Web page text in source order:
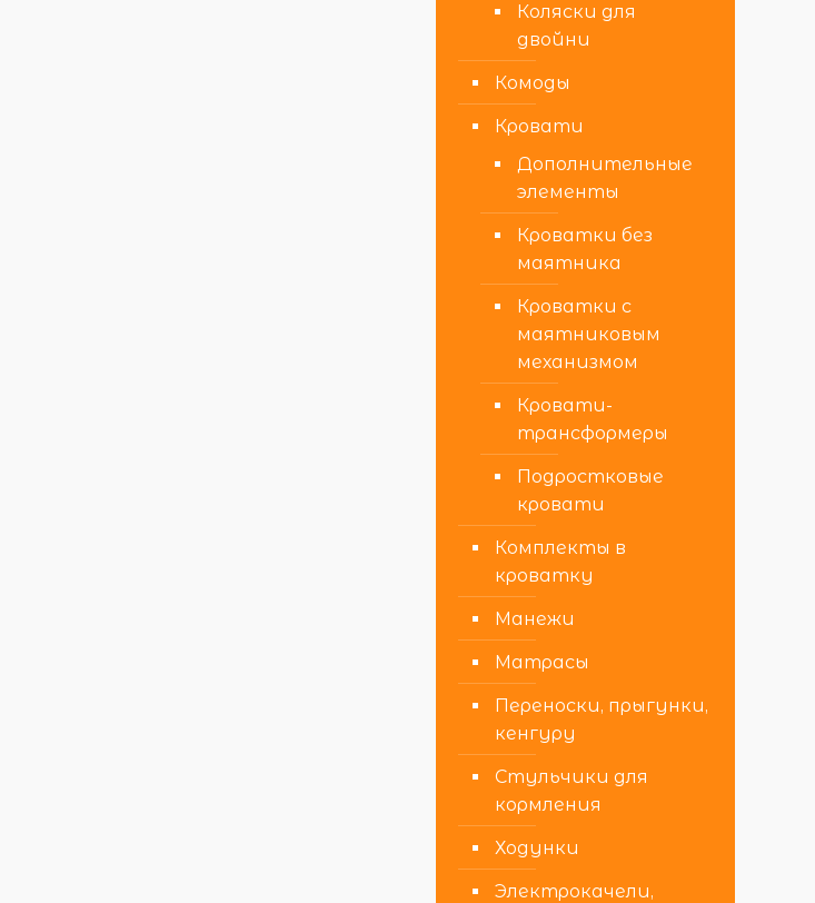
Коляски для
двойни
Комоды
Кровати
Дополнительные
элементы
Кроватки без
маятника
Кроватки с
маятниковым
механизмом
Кровати-
трансформеры
Подростковые
кровати
Комплекты в
кроватку
Манежи
Матрасы
Переноски, прыгунки,
кенгуру
Стульчики для
кормления
Ходунки
Электрокачели,